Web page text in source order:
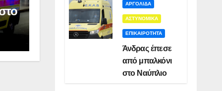
ΑΡΓΟΛΙΔΑ
ΑΣΤΥΝΟΜΙΚΑ
ΕΠΙΚΑΙΡΟΤΗΤΑ
Άνδρας έπεσε
από μπαλκόνι
στο Ναύπλιο